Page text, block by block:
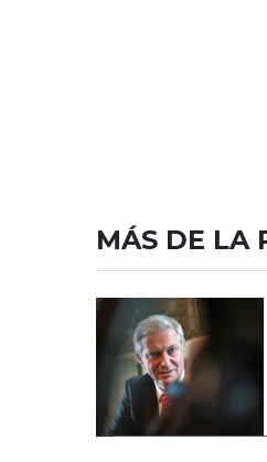
MÁS DE LA